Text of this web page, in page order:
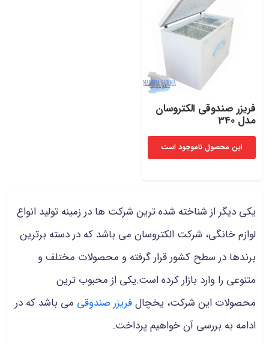
فریزر صندوقی الکتروسان
مدل 340
این محصول ناموجود است
یکی دیگر از شناخته شده ترین شرکت ها در زمینه تولید انواع
لوازم خانگی، شرکت الکتروسان می باشد که در دسته برترین
برندها در سطح کشور قرار گرفته و محصولات مختلف و
متنوعی را وارد بازار کرده است.یکی از محبوب ترین
محصولات این شرکت، یخچالفریزر صندوقی می باشد که در
ادامه به بررسی آن خواهیم پرداخت.